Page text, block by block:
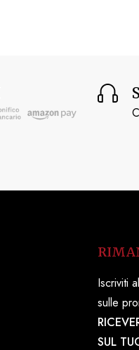
Iscriviti
sulle
SUL